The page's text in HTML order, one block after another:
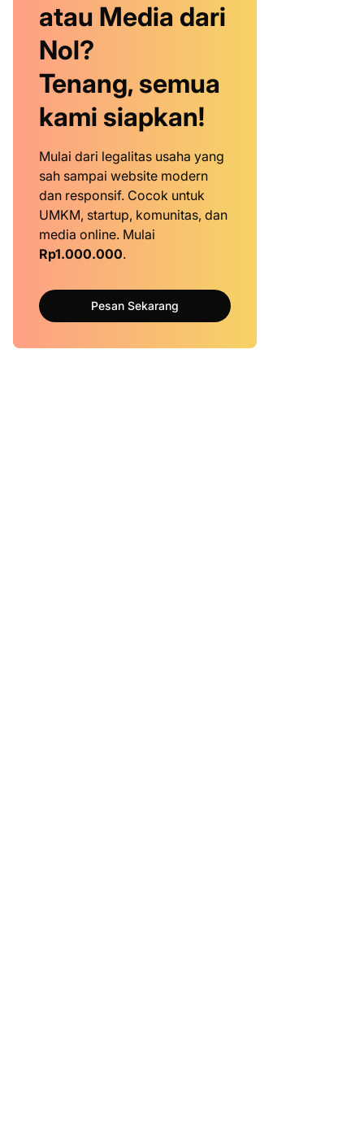
atau Media dari
Nol?
Tenang, semua
kami siapkan!
Mulai dari legalitas usaha yang
sah sampai website modern
dan responsif. Cocok untuk
UMKM, startup, komunitas, dan
media online. Mulai
Rp1.000.000.
Pesan Sekarang